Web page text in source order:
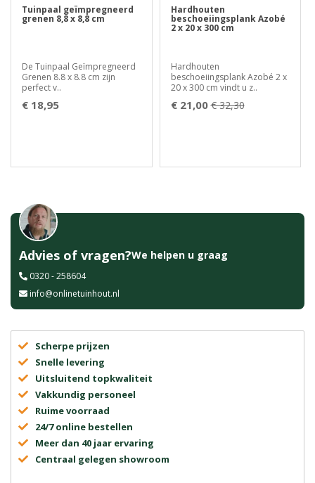
Tuinpaal geïmpregneerd
grenen 8,8 x 8,8 cm
De Tuinpaal Geïmpregneerd
Grenen 8.8 x 8.8 cm zijn
perfect v..
€ 18,95
Hardhouten
beschoeiingsplank Azobé
2 x 20 x 300 cm
Hardhouten
beschoeiingsplank Azobé 2 x
20 x 300 cm vindt u z..
€ 21,00 € 32,30
Advies of vragen?We helpen u graag
0320 - 258604
info@onlinetuinhout.nl
Scherpe prijzen
Snelle levering
Uitsluitend topkwaliteit
Vakkundig personeel
Ruime voorraad
24/7 online bestellen
Meer dan 40 jaar ervaring
Centraal gelegen showroom